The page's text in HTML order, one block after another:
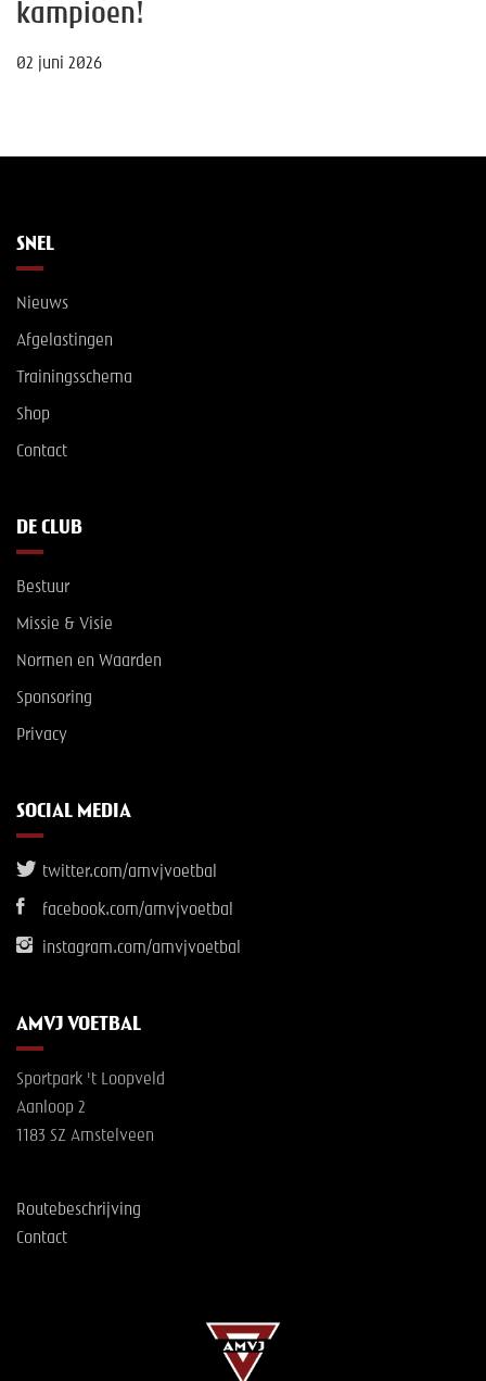
kampioen!
02 juni 2026
SNEL
Nieuws
Afgelastingen
Trainingsschema
Shop
Contact
DE CLUB
Bestuur
Missie & Visie
Normen en Waarden
Sponsoring
Privacy
SOCIAL MEDIA
twitter.com/amvjvoetbal
facebook.com/amvjvoetbal
instagram.com/amvjvoetbal
AMVJ VOETBAL
Sportpark 't Loopveld
Aanloop 2
1183 SZ Amstelveen
Routebeschrijving
Contact